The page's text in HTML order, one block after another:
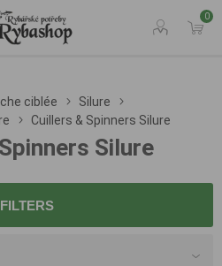
0
ciblée
Silure
Cuillers & Spinners Silure
Silure
FILTERS